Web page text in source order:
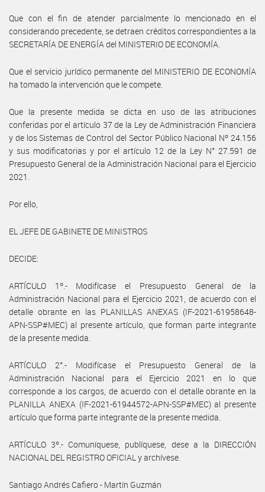
Que con el fin de atender parcialmente lo mencionado en el
considerando precedente, se detraen créditos correspondientes a la
SECRETARÍA DE ENERGÍA del MINISTERIO DE ECONOMÍA.
Que el servicio jurídico permanente del MINISTERIO DE ECONOMÍA
ha tomado la intervención que le compete.
Que la presente medida se dicta en uso de las atribuciones
conferidas por el artículo 37 de la Ley de Administración Financiera
y de los Sistemas de Control del Sector Público Nacional Nº 24.156
y sus modificatorias y por el artículo 12 de la Ley N° 27.591 de
Presupuesto General de la Administración Nacional para el Ejercicio
2021.
Por ello,
EL JEFE DE GABINETE DE MINISTROS
DECIDE:
ARTÍCULO 1º.- Modifícase el Presupuesto General de la
Administración Nacional para el Ejercicio 2021, de acuerdo con el
detalle obrante en las PLANILLAS ANEXAS (IF-2021-61958648-
APN-SSP#MEC) al presente artículo, que forman parte integrante
de la presente medida.
ARTÍCULO 2°.- Modifícase el Presupuesto General de la
Administración Nacional para el Ejercicio 2021 en lo que
corresponde a los cargos, de acuerdo con el detalle obrante en la
PLANILLA ANEXA (IF-2021-61944572-APN-SSP#MEC) al presente
artículo que forma parte integrante de la presente medida.
ARTÍCULO 3º.- Comuníquese, publíquese, dese a la DIRECCIÓN
NACIONAL DEL REGISTRO OFICIAL y archívese.
Santiago Andrés Cafiero - Martín Guzmán